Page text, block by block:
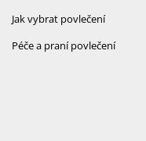
Jak vybrat povlečení
Péče a praní povlečení